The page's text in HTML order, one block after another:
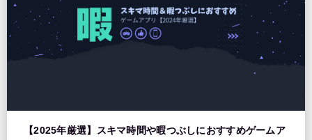
【2025年厳選】スキマ時間や暇つぶしにおすすめゲームア